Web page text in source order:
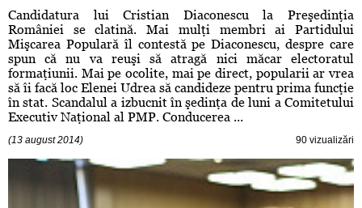
Candidatura lui Cristian Diaconescu la Preşedinţia
României se clatină. Mai mulţi membri ai Partidului
Mişcarea Populară îl contestă pe Diaconescu, despre care
spun că nu va reuşi să atragă nici măcar electoratul
formaţiunii. Mai pe ocolite, mai pe direct, popularii ar vrea
să îi facă loc Elenei Udrea să candideze pentru prima funcţie
în stat. Scandalul a izbucnit în şedinţa de luni a Comitetului
Executiv Naţional al PMP. Conducerea ...
(13 august 2014) 90 vizualizări